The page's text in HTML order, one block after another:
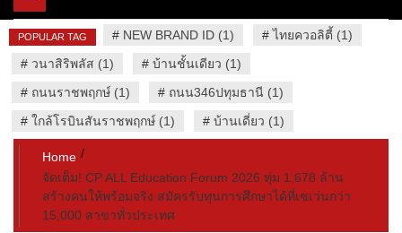
POPULAR TAG # NEW BRAND ID (1) #ไทยควอลิตี้ (1)
# วนาสิริพลัส (1) # บ้านชั้นเดียว (1)
# ถนนราชพฤกษ์ (1) # ถนน346ปทุมธานี (1)
# ใกล้โรบินสันราชพฤกษ์ (1) # บ้านเดี่ยว (1)
Home
จัดเต็ม! CP ALL Education Forum 2026 ทุ่ม 1,678 ล้าน
สร้างคนให้พร้อมจริง สมัครรับทุนการศึกษาได้ที่เซเว่นกว่า
15,000 สาขาทั่วประเทศ